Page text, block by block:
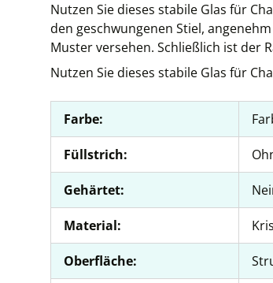
Nutzen Sie dieses stabile Glas für
den geschwungenen Stiel,
Muster versehen. Schließlich ist der
Nutzen Sie dieses stabile Glas für
Farbe:
Füllstrich:
Gehärtet:
Material:
Oberfläche: